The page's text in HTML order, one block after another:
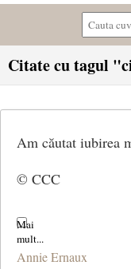
Citate cu tagul
Am căutat iubirea
© CCC
Annie Ernaux